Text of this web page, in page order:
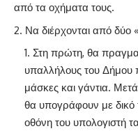
από τα οχήματα τους.
Να διέρχονται από δύο
Στη πρώτη, θα
υπαλλήλους του Δήμου
μάσκες και γάντια.
θα υπογράφουν με δικό
οθόνη του υπολογιστή